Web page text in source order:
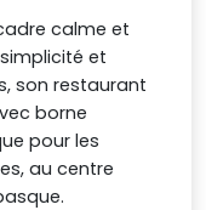
calme et
et
son restaurant
borne
pour les
au centre